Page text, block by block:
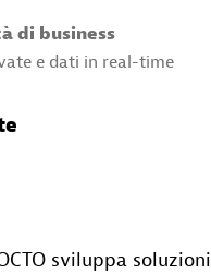
di business
e dati in real-time
sviluppa soluzioni